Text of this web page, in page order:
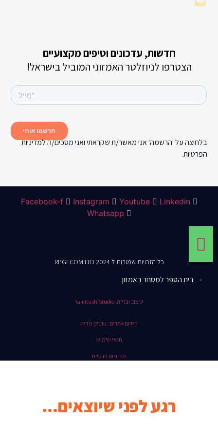
חדשות, עדכונים וטיפים מקצועיים
הצטרפו לניוזלטר האמזוני המוביל בישראל!
על 'הרשמה' אני מאשר/ת שקראתי ואני מסכים/ה למדיניות
Facebook-f Instagram Youtube
Linkedin
Whatsapp
כל הזכויות שמורות ל RPGECOM LTD 2024
בית הספר למסחר באמזון
עיצוב ובנייה: Yamitush'Studio
קידום אתרים : טופיק מדיה
תנאי שימוש
מדיניות פרטיות
רגע לפני שיוצאים...